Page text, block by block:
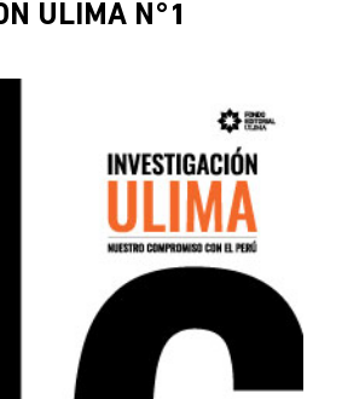
ULIMA N°1